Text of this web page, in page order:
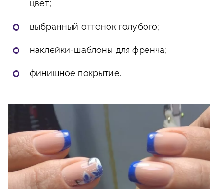
цвет;
выбранный оттенок голубого;
наклейки-шаблоны для френча;
финишное покрытие.